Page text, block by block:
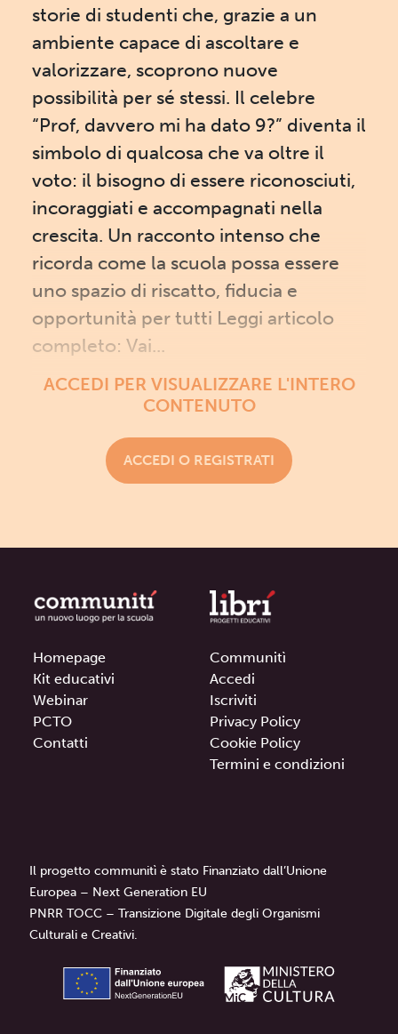
storie di studenti che, grazie a un
ambiente capace di ascoltare e
valorizzare, scoprono nuove
possibilità per sé stessi. Il celebre
“Prof, davvero mi ha dato 9?” diventa il
simbolo di qualcosa che va oltre il
voto: il bisogno di essere riconosciuti,
incoraggiati e accompagnati nella
crescita. Un racconto intenso che
ricorda come la scuola possa essere
uno spazio di riscatto, fiducia e
opportunità per tutti Leggi articolo
completo: Vai...
ACCEDI PER VISUALIZZARE L'INTERO
CONTENUTO
ACCEDI O REGISTRATI
Homepage
Kit educativi
Webinar
PCTO
Contatti
Communitì
Accedi
Iscriviti
Privacy Policy
Cookie Policy
Termini e condizioni
Il progetto communitì è stato Finanziato dall’Unione
Europea – Next Generation EU
PNRR TOCC – Transizione Digitale degli Organismi
Culturali e Creativi.